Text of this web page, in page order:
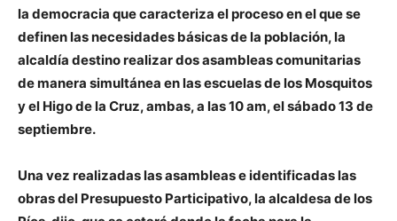
la democracia que caracteriza el proceso en el que se
definen las necesidades básicas de la población, la
alcaldía destino realizar dos asambleas comunitarias
de manera simultánea en las escuelas de los Mosquitos
y el Higo de la Cruz, ambas, a las 10 am, el sábado 13 de
septiembre.
Una vez realizadas las asambleas e identificadas las
obras del Presupuesto Participativo, la alcaldesa de los